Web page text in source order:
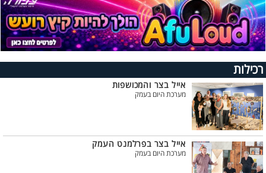
רכילות
אייל בצר והמכושפות
מערכת היום בעמק
אייל בצר בפרלמנט העמק
מערכת היום בעמק